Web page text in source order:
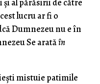
al părăsirii de către
lucru ar fi o
Dumnezeu nu e în
Se aratăîn
mistuie patimile